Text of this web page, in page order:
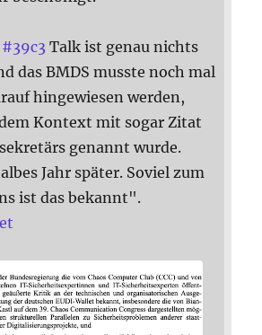
#39c3 Talk ist genau nichts
das BMDS musste noch mal
hingewiesen werden,
Kontext mit sogar Zitat
genannt wurde.
Jahr später. Soviel zum
ist das bekannt".